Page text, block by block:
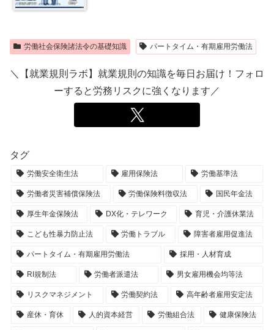
労働社会保険諸法令の基礎知識 パートタイム・有期雇用労働法
＼【就業規則ラボ】就業規則の知識を毎日お届け！フォロ
ーすると労務リスクに強くなります／
タグ
労働安全衛生法 雇用保険法 労働基準法
労働者災害補償保険法 労働保険料徴収法 国民年金法
厚生年金保険法 DX化・テレワーク 育児・介護休業法
こども性暴力防止法 労働トラブル 障害者雇用促進法
パートタイム・有期雇用労働法 採用・人材育成
RI規制法 労働者派遣法 男女雇用機会均等法
リスクマネジメント 労働契約法 高年齢者雇用安定法
産休・育休 人的資本経営 労働組合法 健康保険法